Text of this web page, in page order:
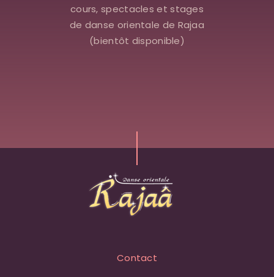
cours, spectacles et stages
de danse orientale de Rajaa
(bientôt disponible)
Contact